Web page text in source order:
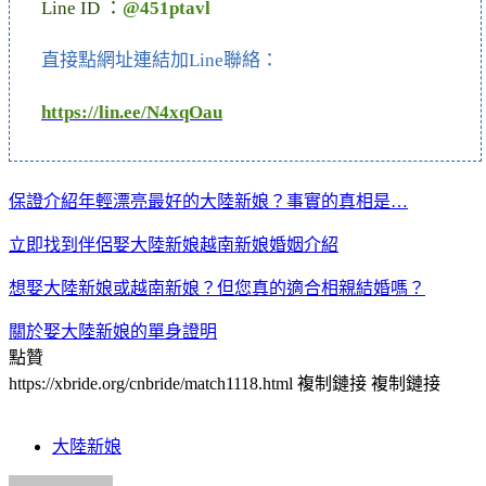
Line ID ： @451ptavl
直接點網址連結加Line聯絡：
https://lin.ee/N4xqOau
保證介紹年輕漂亮最好的大陸新娘？事實的真相是…
立即找到伴侶娶大陸新娘越南新娘婚姻介紹
想娶大陸新娘或越南新娘？但您真的適合相親結婚嗎？
關於娶大陸新娘的單身證明
點贊
https://xbride.org/cnbride/match1118.html 複制鏈接 複制鏈接
大陸新娘